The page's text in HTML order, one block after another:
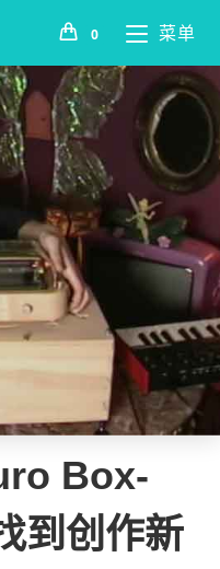
0 菜单
Box-
到创作新